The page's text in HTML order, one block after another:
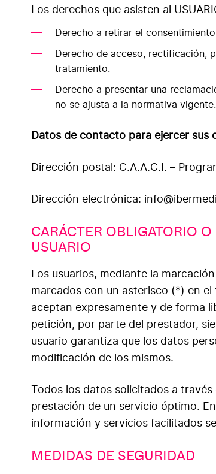
Los derechos que asisten al
Derecho a retirar el
Derecho de acceso, rectificación,
tratamiento.
Derecho a presentar una
no se ajusta a la normativa vigente.
Datos de contacto para ejercer sus
Dirección postal: C.A.A.C.I. –
Dirección electrónica:
CARÁCTER OBLIGATORIO
USUARIO
Los usuarios, mediante la
marcados con un asterisco (*) en
aceptan expresamente y de forma
petición, por parte del prestador,
usuario garantiza que los datos
modificación de los mismos.
Todos los datos solicitados a
prestación de un servicio óptimo.
información y servicios facilitados
MEDIDAS DE SEGURIDAD